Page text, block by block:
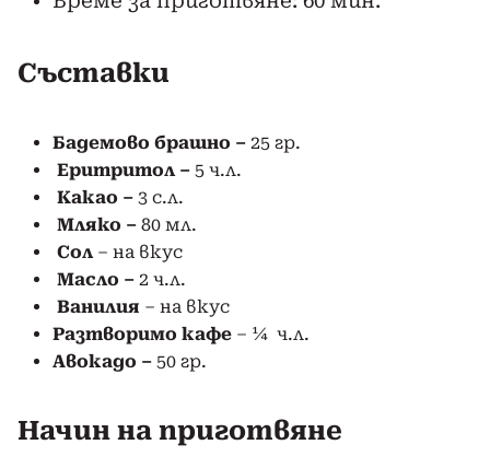
Съставки
Бадемово брашно – 25 гр.
Еритритол – 5 ч.л.
Какао – 3 с.л.
Мляко – 80 мл.
Сол – на вкус
Масло – 2 ч.л.
Ванилия – на вкус
Разтворимо кафе – ¼ ч.л.
Авокадо – 50 гр.
Начин на приготвяне